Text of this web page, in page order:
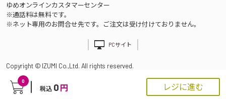
0
税込 0 円 レジに進む
ゆめオンラインカスタマーセンター
※通話料は無料です。
※ネット専用のお問合せ先です。ご注文は受け付けておりません。
PCサイト
Copyright © IZUMI Co.,Ltd. All rights reserved.